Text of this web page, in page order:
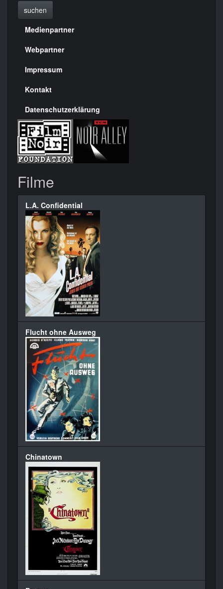
suchen
Menülinks
rechte
Seite
Medienpartner
Webpartner
Impressum
Kontakt
Datenschutzerklärung
Filme
L.A. Confidential
Flucht ohne Ausweg
Chinatown